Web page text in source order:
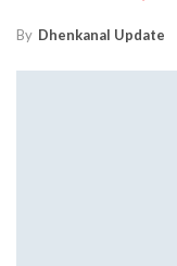
By Dhenkanal Update